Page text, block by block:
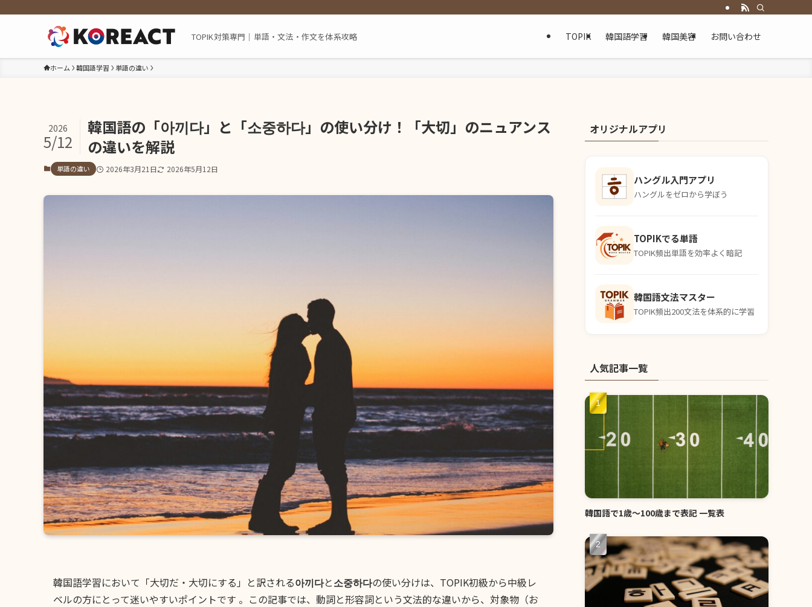
TOPIK対策専門｜単語・文法・作文を体系攻略 TOPIK 韓国語学習 韓国美容 お問い合わせ
ホーム 韓国語学習 単語の違い
韓国語の「아끼다」と「소중하다」の使い分け！「大切」のニュアンス
の違いを解説
2026
5/12
単語の違い 2026年3月21日 2026年5月12日
韓国語学習において「大切だ・大切にする」と訳される아끼다と소중하다の使い分けは、TOPIK初級から中級レ
ベルの方にとって迷いやすいポイントです 。この記事では、動詞と形容詞という文法的な違いから、対象物（お
オリジナルアプリ
ハングル入門アプリ
ハングルをゼロから学ぼう
TOPIKでる単語
TOPIK頻出単語を効率よく暗記
韓国語文法マスター
TOPIK頻出200文法を体系的に学習
人気記事一覧
韓国語で1歳〜100歳まで表記 一覧表